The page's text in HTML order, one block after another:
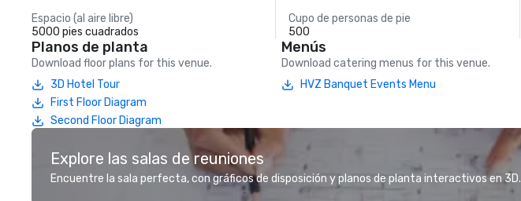
Espacio (al aire libre)
5000 pies cuadrados
Cupo de personas de pie
500
Planos de planta
Download floor plans for this venue.
3D Hotel Tour
First Floor Diagram
Second Floor Diagram
Menús
Download catering menus for this venue.
HVZ Banquet Events Menu
Explore las salas de reuniones
Encuentre la sala perfecta, con gráficos de disposición y planos de planta interactivos en 3D.